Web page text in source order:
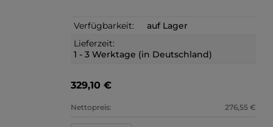
Verfügbarkeit:
auf Lager
Lieferzeit:
1 - 3 Werktage (in Deutschland)
329,10 €
Nettopreis: 276,55 €